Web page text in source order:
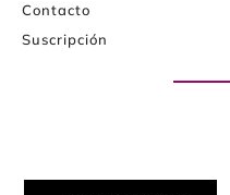
Contacto
Suscripción